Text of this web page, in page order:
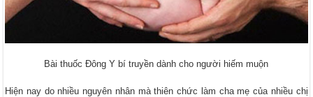
Bài thuốc Đông Y bí truyền dành cho người hiếm muộn
Hiện nay do nhiều nguyên nhân mà thiên chức làm cha mẹ của nhiều chị